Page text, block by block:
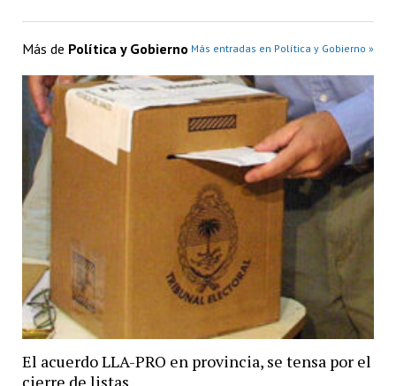
Más de Política y Gobierno Más entradas en Política y Gobierno »
El acuerdo LLA-PRO en provincia, se tensa por el
cierre de listas